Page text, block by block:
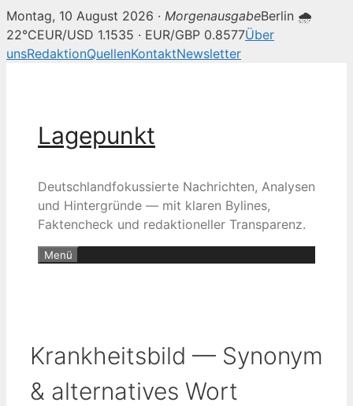
Montag, 10 August 2026 · MorgenausgabeBerlin 🌧
22°CEUR/USD 1.1535 · EUR/GBP 0.8577Über
unsRedaktionQuellenKontaktNewsletter
Lagepunkt
Deutschlandfokussierte Nachrichten, Analysen
und Hintergründe — mit klaren Bylines,
Faktencheck und redaktioneller Transparenz.
Menü
Krankheitsbild — Synonym
& alternatives Wort